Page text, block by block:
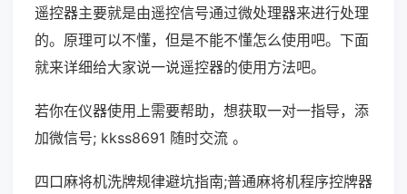
遥控器主要就是由遥控信号通过微处理器来进行处理
的。原理可以不懂，但是不能不懂怎么使用吧。下面
就来详细给大家说一说遥控器的使用方法吧。
若你在仪器使用上需要帮助，想获取一对一指导，添
加微信号; kkss8691 随时交流 。
四口麻将机洗牌规律避坑指南;普通麻将机程序控牌器